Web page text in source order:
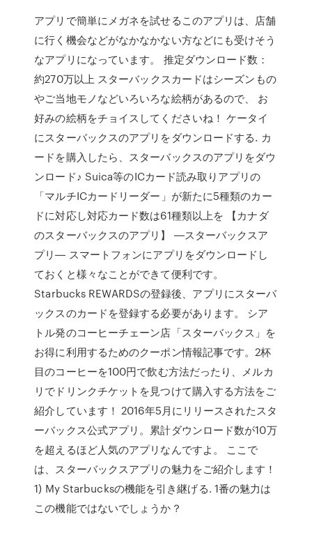
アプリで簡単にメガネを試せるこのアプリは、店舗
に行く機会などがなかなかない方などにも受けそう
なアプリになっています。 推定ダウンロード数：
約270万以上 スターバックスカードはシーズンもの
やご当地モノなどいろいろな絵柄があるので、 お
好みの絵柄をチョイスしてくださいね！ ケータイ
にスターバックスのアプリをダウンロードする. カ
ードを購入したら、スターバックスのアプリをダウ
ンロード♪ Suica等のICカード読み取りアプリの
「マルチICカードリーダー」が新たに5種類のカー
ドに対応し対応カード数は61種類以上を 【カナダ
のスターバックスのアプリ】 ―スターバックスア
プリ― スマートフォンにアプリをダウンロードし
ておくと様々なことができて便利です。
Starbucks REWARDSの登録後、アプリにスターバ
ックスのカードを登録する必要があります。 シア
トル発のコーヒーチェーン店「スターバックス」を
お得に利用するためのクーポン情報記事です。2杯
目のコーヒーを100円で飲む方法だったり、メルカ
リでドリンクチケットを見つけて購入する方法をご
紹介しています！ 2016年5月にリリースされたスタ
ーバックス公式アプリ。累計ダウンロード数が10万
を超えるほど人気のアプリなんですよ。 ここで
は、スターバックスアプリの魅力をご紹介します！
1) My Starbucksの機能を引き継げる. 1番の魅力は
この機能ではないでしょうか？